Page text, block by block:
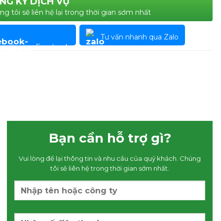
tôi sẽ liên hệ lại trong thời gian sớm nhất
vấn qua Facebook
Tư vấn nhanh qua Zalo
Bạn cần hỗ trợ gì?
Vui lòng để lại thông tin và nhu cầu của quý khách. Chúng
tôi sẽ liên hệ trong thời gian sớm nhất.